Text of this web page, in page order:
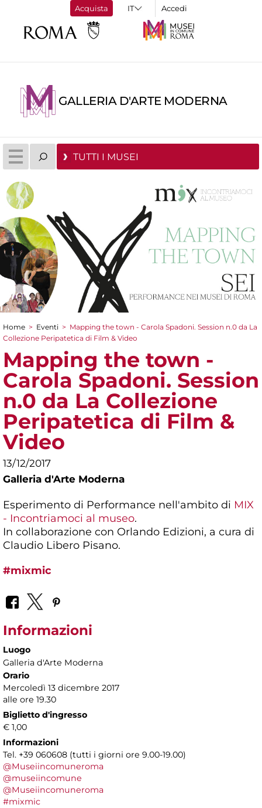
Acquista Accedi
GALLERIA D'ARTE MODERNA
TUTTI I MUSEI
Tu sei qui
Home > Eventi > Mapping the town - Carola Spadoni. Session n.0 da La
Collezione Peripatetica di Film & Video
Mapping the town -
Carola Spadoni. Session
n.0 da La Collezione
Peripatetica di Film &
Video
13/12/2017
Galleria d'Arte Moderna
Esperimento di Performance nell'ambito di MIX
- Incontriamoci al museo.
In collaborazione con Orlando Edizioni, a cura di
Claudio Libero Pisano.
#mixmic
Informazioni
Luogo
Galleria d'Arte Moderna
Orario
Mercoledì 13 dicembre 2017
alle ore 19.30
Biglietto d'ingresso
€ 1,00
Informazioni
Tel. +39 060608 (tutti i giorni ore 9.00-19.00)
@Museiincomuneroma
@museiincomune
@Museiincomuneroma
#mixmic